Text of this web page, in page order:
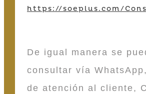
https://soeplus.com/
De igual manera se
consultar vía
de atención al cliente,